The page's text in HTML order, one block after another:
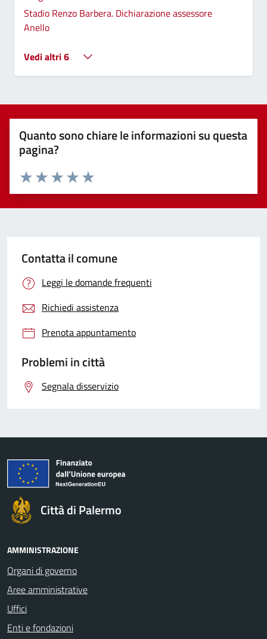
Stadio Renzo Barbera. Dichiarazione assessore
Anello
Vedi altri 6
Quanto sono chiare le informazioni su questa
pagina?
Valuta 5 stelle su 5
Valuta 4 stelle su 5
Valuta 3 stelle su 5
Valuta 2 stelle su 5
Valuta 1 stelle su 5
Contatta il comune
Leggi le domande frequenti
Richiedi assistenza
Prenota appuntamento
Problemi in città
Segnala disservizio
Città di Palermo
AMMINISTRAZIONE
Organi di governo
Aree amministrative
Uffici
Enti e fondazioni